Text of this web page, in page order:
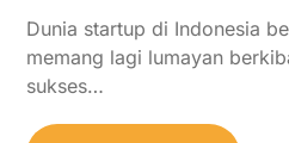
Dunia startup di Indonesia
memang lagi lumayan
sukses…